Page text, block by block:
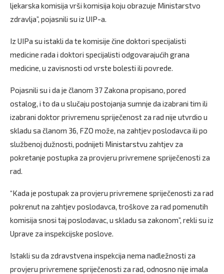
ljekarska komisija vrši komisija koju obrazuje Ministarstvo
zdravlja”, pojasnili su iz UIP-a.
Iz UIPa su istakli da te komisije čine doktori specijalisti
medicine rada i doktori specijalisti odgovarajućih grana
medicine, u zavisnosti od vrste bolesti ili povrede.
Pojasnili su i da je članom 37 Zakona propisano, pored
ostalog, i to da u slučaju postojanja sumnje da izabrani tim ili
izabrani doktor privremenu spriječenost za rad nije utvrdio u
skladu sa članom 36, FZO može, na zahtjev poslodavca ili po
službenoj dužnosti, podnijeti Ministarstvu zahtjev za
pokretanje postupka za provjeru privremene spriječenosti za
rad.
“Kada je postupak za provjeru privremene spriječenosti za rad
pokrenut na zahtjev poslodavca, troškove za rad pomenutih
komisija snosi taj poslodavac, u skladu sa zakonom”, rekli su iz
Uprave za inspekcijske poslove.
Istakli su da zdravstvena inspekcija nema nadležnosti za
provjeru privremene spriječenosti za rad, odnosno nije imala